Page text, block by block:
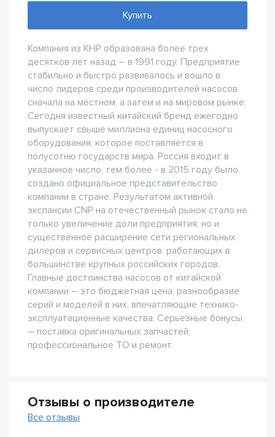
Купить
Компания из КНР образована более трех
десятков лет назад – в 1991 году. Предприятие
стабильно и быстро развивалось и вошло в
число лидеров среди производителей насосов
сначала на местном, а затем и на мировом рынке.
Сегодня известный китайский бренд ежегодно
выпускает свыше миллиона единиц насосного
оборудования, которое поставляется в
полусотню государств мира. Россия входит в
указанное число, тем более - в 2015 году было
создано официальное представительство
компании в стране. Результатом активной
экспансии CNP на отечественный рынок стало не
только увеличение доли предприятия, но и
существенное расширение сети региональных
дилеров и сервисных центров, работающих в
большинстве крупных российских городов.
Главные достоинства насосов от китайской
компании – это бюджетная цена, разнообразие
серий и моделей в них, впечатляющие технико-
эксплуатационные качества. Серьезные бонусы
– поставка оригинальных запчастей,
профессиональное ТО и ремонт.
Отзывы о производителе
Все отзывы